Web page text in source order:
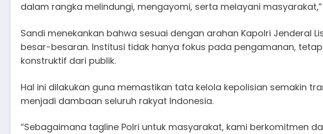
dalam rangka melindungi, mengayomi, serta melayani masyarakat,”
Sandi menekankan bahwa sesuai dengan arahan Kapolri Jenderal
besar-besaran. Institusi tidak hanya fokus pada pengamanan,
konstruktif dari publik.​
Hal ini dilakukan guna memastikan tata kelola kepolisian semakin
menjadi dambaan seluruh rakyat Indonesia.​
“Sebagaimana tagline Polri untuk masyarakat, kami berkomitmen